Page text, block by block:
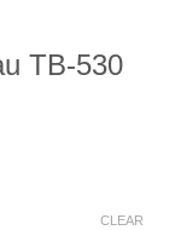
TB-530
CLEAR